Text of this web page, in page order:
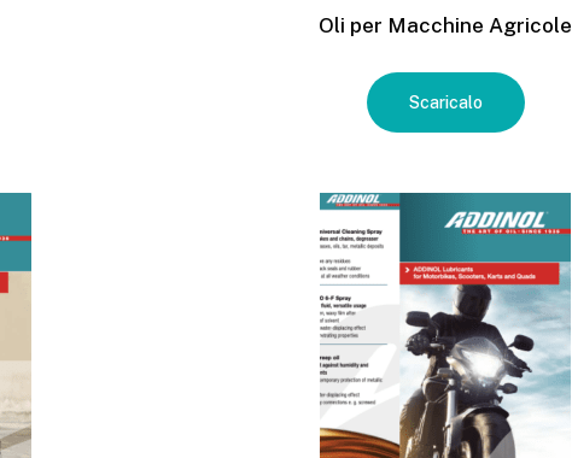
Oli per Macchine Agricole
Scaricalo